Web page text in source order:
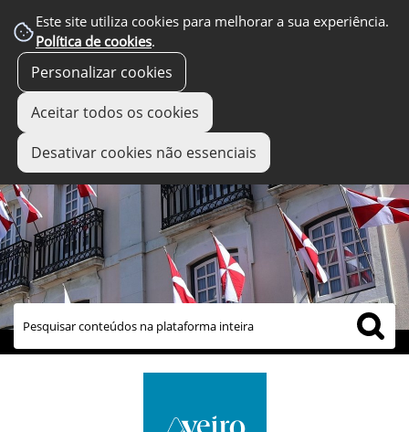
Este site utiliza cookies para melhorar a sua experiência.
Política de cookies.
Personalizar cookies
Aceitar todos os cookies
Desativar cookies não essenciais
links úteis